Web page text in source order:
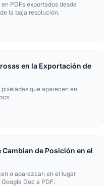
PDFs exportados desde
la baja resolución.
en la Exportación de
que aparecen en
de Posición en el
o aparezcan en el lugar
Doc a PDF.